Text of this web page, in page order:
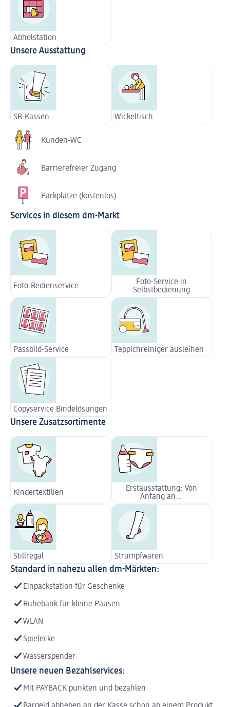
Abholstation
Unsere Ausstattung
SB-Kassen Wickeltisch
Kunden-WC
Barrierefreier Zugang
Parkplätze (kostenlos)
Services in diesem dm-Markt
Foto-Bedienservice
Foto-Service in
Selbstbedienung
Passbild-Service Teppichreiniger ausleihen
Copyservice Bindelösungen
Unsere Zusatzsortimente
Kindertextilien
Erstausstattung: Von
Anfang an...
Stillregal Strumpfwaren
Standard in nahezu allen dm-Märkten:
Einpackstation für Geschenke
Ruhebank für kleine Pausen
WLAN
Spielecke
Wasserspender
Unsere neuen Bezahlservices:
Mit PAYBACK punkten und bezahlen